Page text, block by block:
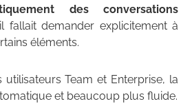
des conversations
il fallait demander explicitement à
éléments.
utilisateurs Team et Enterprise, la
et beaucoup plus fluide.